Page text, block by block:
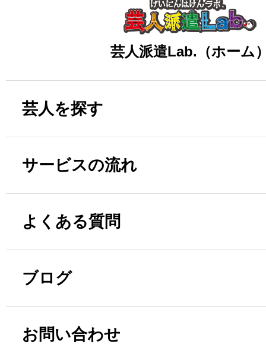
芸人派遣Lab.（ホーム
芸人を探す
サービスの流れ
よくある質問
ブログ
お問い合わせ